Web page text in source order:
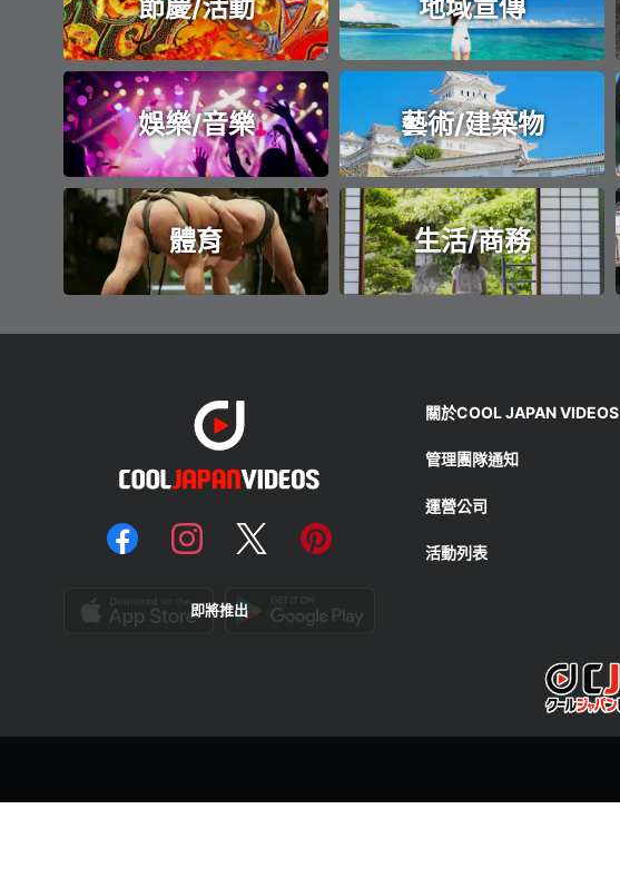
節慶/活動 地域宣傳
娛樂/音樂 藝術/建築物
體育 生活/商務
即將推出
關於COOL JAPAN VIDEOS
管理團隊通知
運營公司
活動列表